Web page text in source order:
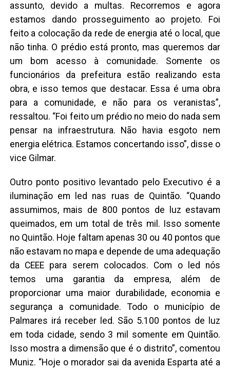
assunto, devido a multas. Recorremos e agora
estamos dando prosseguimento ao projeto. Foi
feito a colocação da rede de energia até o local, que
não tinha. O prédio está pronto, mas queremos dar
um bom acesso à comunidade. Somente os
funcionários da prefeitura estão realizando esta
obra, e isso temos que destacar. Essa é uma obra
para a comunidade, e não para os veranistas”,
ressaltou. “Foi feito um prédio no meio do nada sem
pensar na infraestrutura. Não havia esgoto nem
energia elétrica. Estamos concertando isso”, disse o
vice Gilmar.
Outro ponto positivo levantado pelo Executivo é a
iluminação em led nas ruas de Quintão. “Quando
assumimos, mais de 800 pontos de luz estavam
queimados, em um total de três mil. Isso somente
no Quintão. Hoje faltam apenas 30 ou 40 pontos que
não estavam no mapa e depende de uma adequação
da CEEE para serem colocados. Com o led nós
temos uma garantia da empresa, além de
proporcionar uma maior durabilidade, economia e
segurança a comunidade. Todo o município de
Palmares irá receber led. São 5.100 pontos de luz
em toda cidade, sendo 3 mil somente em Quintão.
Isso mostra a dimensão que é o distrito”, comentou
Muniz. “Hoje o morador sai da avenida Esparta até a